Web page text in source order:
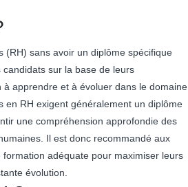
(RH) sans avoir un diplôme spécifique
sur la base de leurs
apprendre et à évoluer dans le domaine
en RH exigent généralement un diplôme
une compréhension approfondie des
Il est donc recommandé aux
adéquate pour maximiser leurs
évolution.